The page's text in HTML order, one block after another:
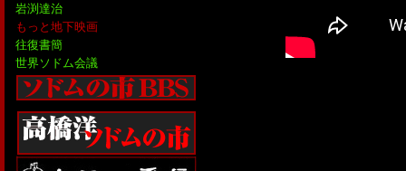
岩渕達治
もっと地下映画
往復書簡
世界ソドム会議